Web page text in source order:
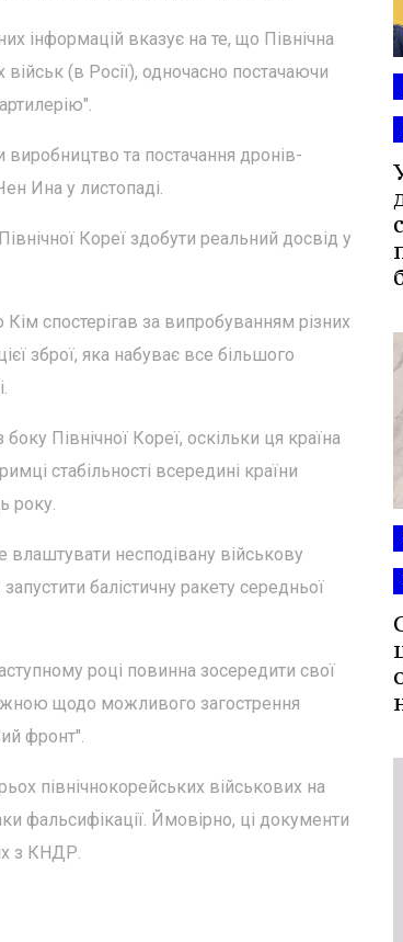
інформацій вказує на те, що Північна
(в Росії), одночасно постачаючи
та постачання дронів-
Ина у листопаді.
Кореї здобути реальний досвід у
спостерігав за випробуванням різних
зброї, яка набуває все більшого
Північної Кореї, оскільки ця країна
стабільності всередині країни
року.
несподівану військову
балістичну ракету середньої
році повинна зосередити свої
щодо можливого загострення
фронт".
північнокорейських військових на
фальсифікації. Ймовірно, ці документи
з КНДР.